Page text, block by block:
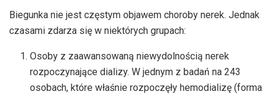
Biegunka nie jest częstym objawem choroby nerek. Jednak
czasami zdarza się w niektórych grupach:
Osoby z zaawansowaną niewydolnością nerek
rozpoczynające dializy. W jednym z badań na 243
osobach, które właśnie rozpoczęły hemodializę (forma